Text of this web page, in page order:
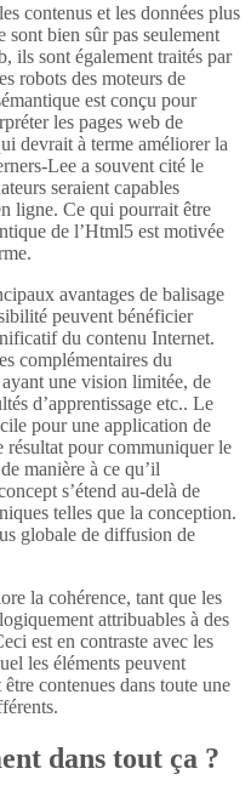
contenus et les données plus
sont bien sûr pas seulement
ils sont également traités par
robots des moteurs de
est conçu pour
les pages web de
devrait à terme améliorer la
Lee a souvent cité le
seraient capables
ligne. Ce qui pourrait être
de l’Html5 est motivée
avantages de balisage
peuvent bénéficier
du contenu Internet.
complémentaires du
une vision limitée, de
d’apprentissage etc.. Le
pour une application de
résultat pour communiquer le
manière à ce qu’il
s’étend au-delà de
telles que la conception.
globale de diffusion de
la cohérence, tant que les
attribuables à des
est en contraste avec les
les éléments peuvent
contenues dans toute une
dans tout ça ?